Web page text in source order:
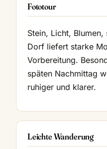
Fototour
Stein, Licht,
Dorf liefert starke
Vorbereitung.
späten Nachmittag
ruhiger und klarer.
Leichte Wanderung